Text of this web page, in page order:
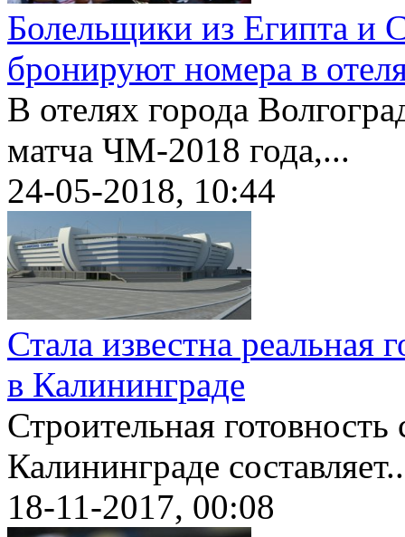
Болельщики из Египта и
бронируют номера в
В отелях города
матча ЧМ-2018 года,...
24-05-2018, 10:44
Стала известна
в Калининграде
Строительная
Калининграде
18-11-2017, 00:08